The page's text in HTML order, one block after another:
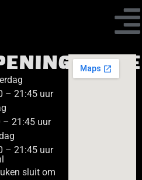
– 21:45 uur
– 21:45 uur
– 21:45 uur
sluit om